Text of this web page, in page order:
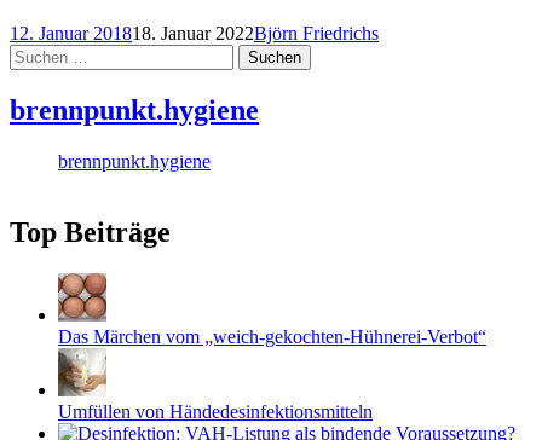
12. Januar 201818. Januar 2022Björn Friedrichs
Suchen
nach:
brennpunkt.hygiene
brennpunkt.hygiene
Top Beiträge
Das Märchen vom „weich-gekochten-Hühnerei-Verbot“
Umfüllen von Händedesinfektionsmitteln